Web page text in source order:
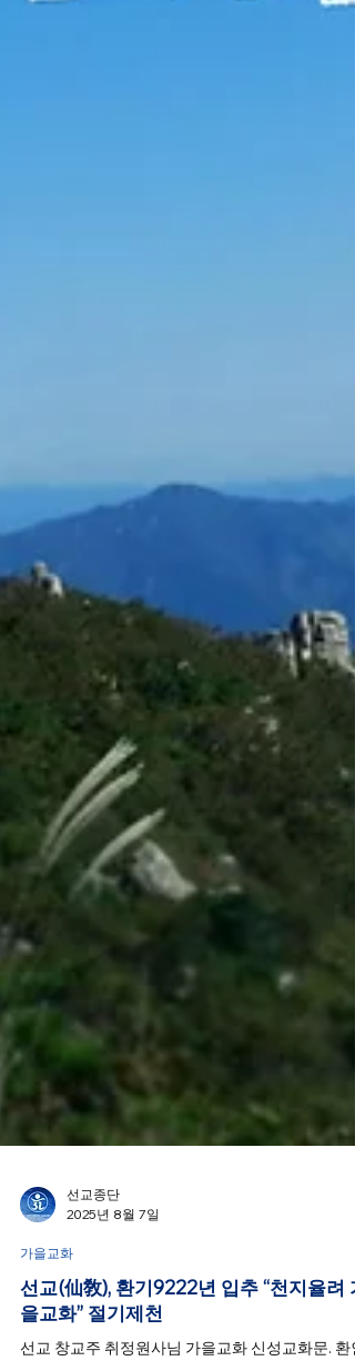
선교종단
2025년 8월 7일
가을교화
선교(仙敎), 환기9222년 입추 “천지율려